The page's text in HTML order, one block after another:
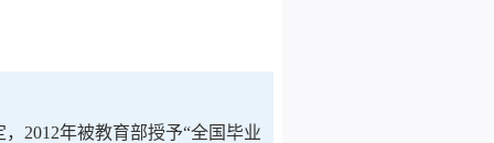
2012年被教育部授予“全国毕业